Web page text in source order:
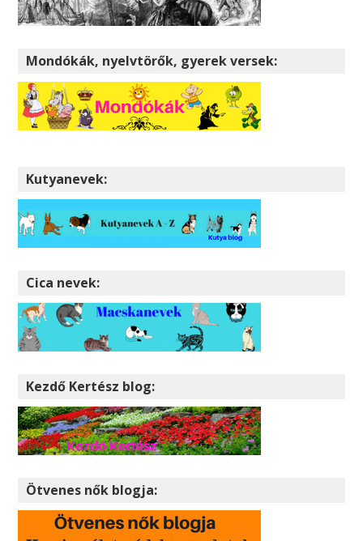
Mondókák, nyelvtörők, gyerek versek:
Kutyanevek:
Cica nevek:
Kezdő Kertész blog:
Ötvenes nők blogja: